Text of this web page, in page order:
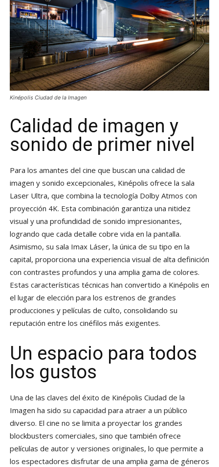
Kinépolis Ciudad de la Imagen
Calidad de imagen y
sonido de primer nivel
Para los amantes del cine que buscan una calidad de
imagen y sonido excepcionales, Kinépolis ofrece la sala
Laser Ultra, que combina la tecnología Dolby Atmos con
proyección 4K. Esta combinación garantiza una nitidez
visual y una profundidad de sonido impresionantes,
logrando que cada detalle cobre vida en la pantalla.
Asimismo, su sala Imax Láser, la única de su tipo en la
capital, proporciona una experiencia visual de alta definición
con contrastes profundos y una amplia gama de colores.
Estas características técnicas han convertido a Kinépolis en
el lugar de elección para los estrenos de grandes
producciones y películas de culto, consolidando su
reputación entre los cinéfilos más exigentes.
Un espacio para todos
los gustos
Una de las claves del éxito de Kinépolis Ciudad de la
Imagen ha sido su capacidad para atraer a un público
diverso. El cine no se limita a proyectar los grandes
blockbusters comerciales, sino que también ofrece
películas de autor y versiones originales, lo que permite a
los espectadores disfrutar de una amplia gama de géneros